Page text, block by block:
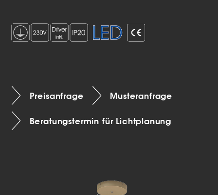
Preisanfrage Musteranfrage
Beratungstermin für Lichtplanung